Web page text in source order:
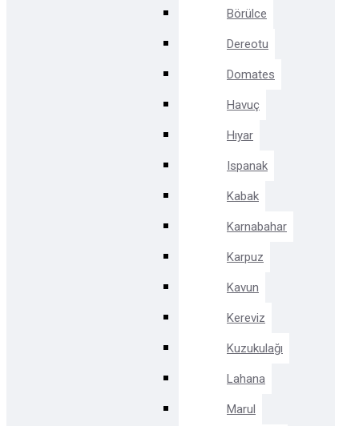
Börülce
Dereotu
Domates
Havuç
Hıyar
Ispanak
Kabak
Karnabahar
Karpuz
Kavun
Kereviz
Kuzukulağı
Lahana
Marul